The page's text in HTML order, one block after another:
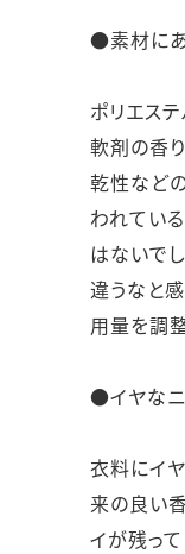
●素材に
ポリエス
軟剤の香
乾性など
われてい
はないで
違うなと
用量を調
●イヤなニ
衣料にイ
来の良い
イが残っ